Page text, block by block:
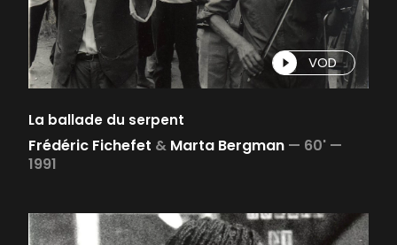
VOD
La ballade du serpent
Frédéric Fichefet & Marta Bergman — 60' —
1991